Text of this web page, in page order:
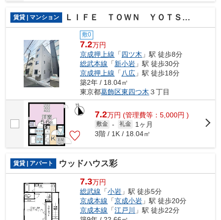
賃貸 | マンション ＬＩＦＥ ＴＯＷＮ ＹＯＴＳＵＧＩ
敷0
7.2万円
京成押上線 「四ツ木 」駅 徒歩8分
総武本線 「新小岩 」駅 徒歩30分
京成押上線 「 八広 」駅 徒歩18分
築2年 / 18.04㎡
東京都葛飾区東四つ木 ３丁目
7.2万円 (管理費等：5,000円 )
敷金 - 礼金
1ヶ月
3階 / 1K / 18.04㎡
賃貸 | アパート ウッドハウス彩
7.3万円
総武線 「小岩 」駅 徒歩5分
京成本線 「京成小岩 」駅 徒歩20分
京成本線 「江戸川
」駅 徒歩22分